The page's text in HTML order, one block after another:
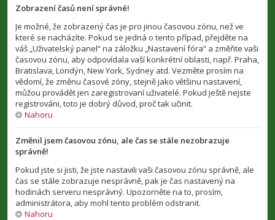
Zobrazení časů není správné!
Je možné, že zobrazený čas je pro jinou časovou zónu, než ve
které se nacházíte. Pokud se jedná o tento případ, přejděte na
váš „Uživatelský panel“ na záložku „Nastavení fóra“ a změňte vaši
časovou zónu, aby odpovídala vaší konkrétní oblasti, např. Praha,
Bratislava, Londýn, New York, Sydney atd. Vezměte prosím na
vědomí, že změnu časové zóny, stejně jako většinu nastavení,
můžou provádět jen zaregistrovaní uživatelé. Pokud ještě nejste
registrováni, toto je dobrý důvod, proč tak učinit.
Nahoru
Změnil jsem časovou zónu, ale čas se stále nezobrazuje
správně!
Pokud jste si jisti, že jste nastavili vaši časovou zónu správně, ale
čas se stále zobrazuje nesprávně, pak je čas nastavený na
hodinách serveru nesprávný. Upozorněte na to, prosím,
administrátora, aby mohl tento problém odstranit.
Nahoru